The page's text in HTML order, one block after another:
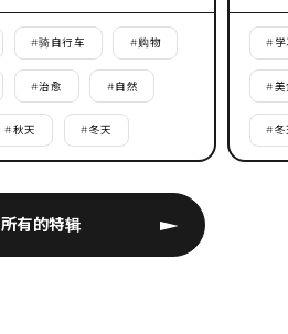
所有的特辑
#骑自行车 #购物
#治愈 #自然
#秋天 #冬天
# 学
#美
#冬